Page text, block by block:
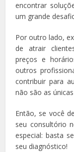
encontrar
um grande
Por outro lado,
de atrair
preços e
outros
contribuir para
não são as
Então, se você
seu consultório
especial: basta
seu diagnóstico!